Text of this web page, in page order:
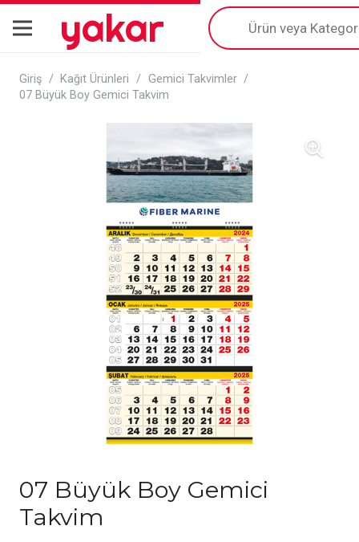
yakar
Products
search
Giriş / Kağıt Ürünleri / Gemici Takvimler /
07 Büyük Boy Gemici Takvim
07 Büyük Boy Gemici
Takvim